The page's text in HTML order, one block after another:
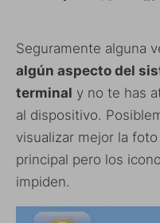
Seguramente alguna
algún aspecto del
terminal y no te has
al dispositivo.
visualizar mejor la
principal pero los
impiden.